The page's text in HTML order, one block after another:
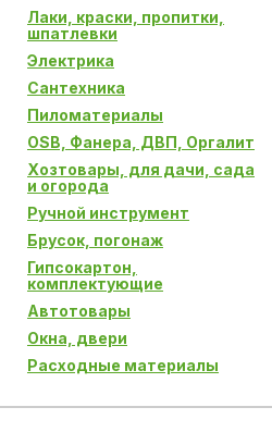
Лаки, краски, пропитки,
шпатлевки
Электрика
Сантехника
Пиломатериалы
OSB, Фанера, ДВП, Оргалит
Хозтовары, для дачи, сада
и огорода
Ручной инструмент
Брусок, погонаж
Гипсокартон,
комплектующие
Автотовары
Окна, двери
Расходные материалы